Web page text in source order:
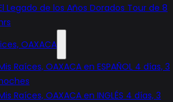
Legado de los Años Dorados Tour de 8
OAXACA
Raíces, OAXACA en ESPAÑOL 4 días, 3
Raíces, OAXACA en INGLÉS 4 días, 3